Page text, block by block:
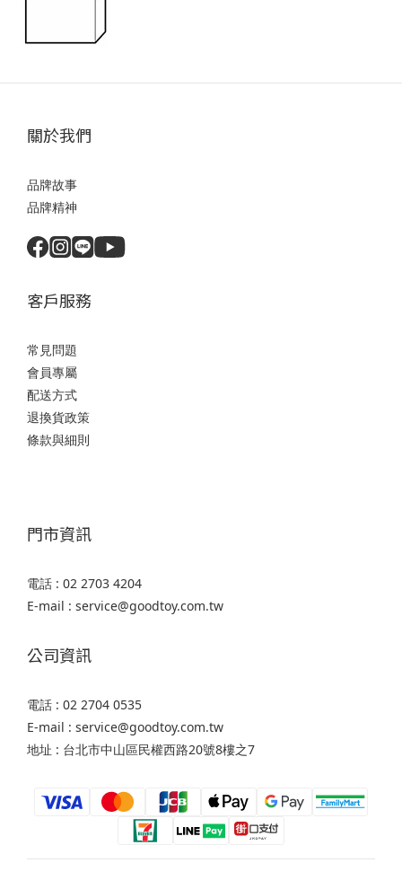
關於我們
品牌故事
品牌精神
客戶服務
常見問題
會員專屬
配送方式
退換貨政策
條款與細則
門市資訊
電話 : 02 2703 4204
E-mail : service@goodtoy.com.tw
公司資訊
電話 : 02 2704 0535
E-mail : service@goodtoy.com.tw
地址 : 台北市中山區民權西路20號8樓之7